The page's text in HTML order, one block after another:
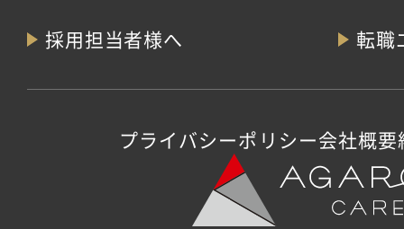
採用担当者様へ 転職
プライバシーポリシー会社概要